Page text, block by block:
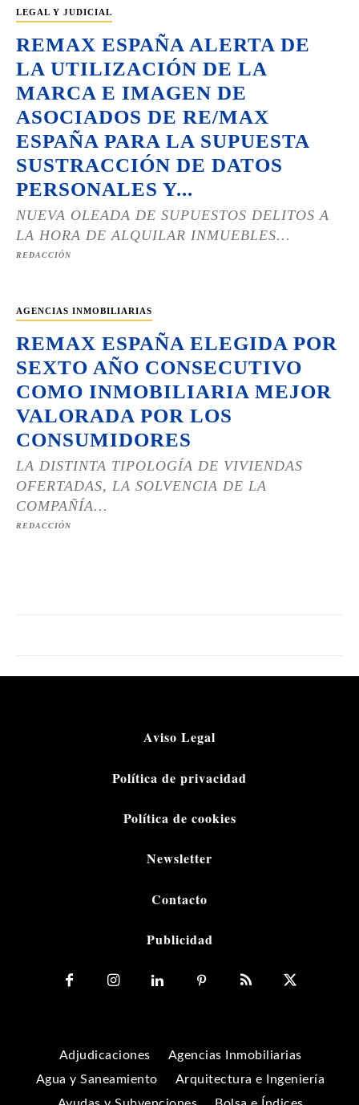
LEGAL Y JUDICIAL
REMAX ESPAÑA ALERTA DE
LA UTILIZACIÓN DE LA
MARCA E IMAGEN DE
ASOCIADOS DE RE/MAX
ESPAÑA PARA LA SUPUESTA
SUSTRACCIÓN DE DATOS
PERSONALES Y...
NUEVA OLEADA DE SUPUESTOS DELITOS A
LA HORA DE ALQUILAR INMUEBLES...
REDACCIÓN
AGENCIAS INMOBILIARIAS
REMAX ESPAÑA ELEGIDA POR
SEXTO AÑO CONSECUTIVO
COMO INMOBILIARIA MEJOR
VALORADA POR LOS
CONSUMIDORES
LA DISTINTA TIPOLOGÍA DE VIVIENDAS
OFERTADAS, LA SOLVENCIA DE LA
COMPAÑÍA...
REDACCIÓN
Aviso Legal
Política de privacidad
Política de cookies
Newsletter
Contacto
Publicidad
Adjudicaciones
Agencias Inmobiliarias
Agua y Saneamiento
Arquitectura e Ingeniería